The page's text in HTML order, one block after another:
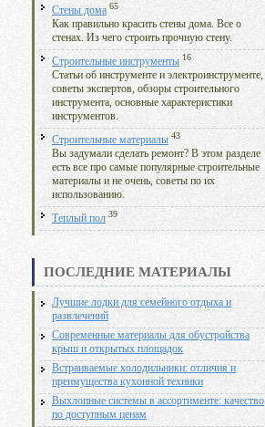
Стены дома 65
Как правильно красить стены дома. Все о
стенах. Из чего строить прочную стену.
Строительные инструменты 16
Статьи об инструменте и электроинструменте,
советы экспертов, обзоры строительного
инструмента, основные характеристики
инструментов.
Строительные материалы 43
Вы задумали сделать ремонт? В этом разделе
есть все про самые популярные строительные
материалы и не очень, советы по их
использованию.
Теплый пол 39
ПОСЛЕДНИЕ МАТЕРИАЛЫ
Лучшие лодки для семейного отдыха и
развлечений
Современные материалы для обустройства
крыш и открытых площадок
Встраиваемые холодильники: отличия и
преимущества кухонной техники
Выхлопные системы в ассортименте: качество
по доступным ценам